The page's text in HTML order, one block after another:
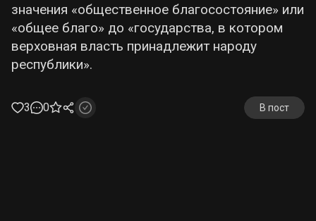
значения «общественное благосостояние» или
«общее благо» до «государства, в котором
верховная власть принадлежит народу
республики».
3 0 В пост